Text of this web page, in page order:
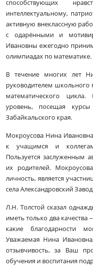
способствующих
интеллектуальному,
активную внеклассную
с одарёнными и
Ивановны ежегодно
олимпиадах по математике.
В течение многих лет
руководителем школьного
математического
уровень, посещая
Забайкальского края.
Мокроусова Нина
к учащимся и
Пользуется заслуженным
их родителей.
личность, является
села Александровский
Л.Н. Толстой сказал
иметь только два
какие благодарности
Уважаемая Нина
отзывчивость, за Ваш
обучения и воспитания